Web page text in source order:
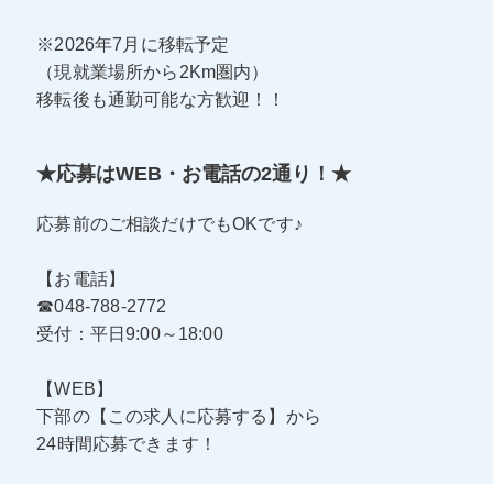
※2026年7月に移転予定
（現就業場所から2Km圏内）
移転後も通勤可能な方歓迎！！
★応募はWEB・お電話の2通り！★
応募前のご相談だけでもOKです♪
【お電話】
☎048-788-2772
受付：平日9:00～18:00
【WEB】
下部の【この求人に応募する】から
24時間応募できます！